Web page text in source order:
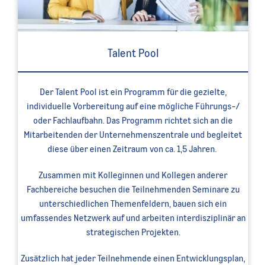
Talent Pool
Der Talent Pool ist ein Programm für die gezielte,
individuelle Vorbereitung auf eine mögliche Führungs-/
oder Fachlaufbahn. Das Programm richtet sich an die
Mitarbeitenden der Unternehmenszentrale und begleitet
diese über einen Zeitraum von ca. 1,5 Jahren.
Zusammen mit Kolleginnen und Kollegen anderer
Fachbereiche besuchen die Teilnehmenden Seminare zu
unterschiedlichen Themenfeldern, bauen sich ein
umfassendes Netzwerk auf und arbeiten interdisziplinär an
strategischen Projekten.
Zusätzlich hat jeder Teilnehmende einen Entwicklungsplan,